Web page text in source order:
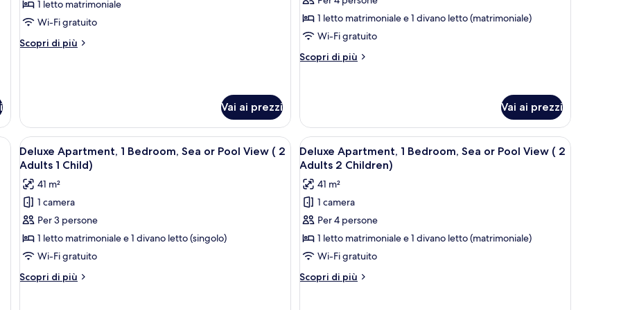
Pax)
1
da
1 letto matrimoniale
Wi-Fi gratuito
Scopri di più
Altri
da
letto
(2
Pax)
Vai ai prezzi
1
camera
da
letto
Children)
1 letto matrimoniale e 1 divano letto (matrimoniale)
Wi-Fi gratuito
Scopri di più
Altri
camera
da
letto
(2
Adults
2
Children)
Vai ai prezzi
una lampada rossa, un armadio e una finestra vista edifici.
Apri
tutte
le
foto
per
Deluxe
Apartment,
1
Bedroom,
Sea
Una camera d'hotel con un letto, due comodini, una parete con motivo geometrico, una lampada rossa, un
8
Deluxe Apartment, 1 Bedroom, Sea or Pool View ( 2
Adults 1 Child)
41 m²
1 camera
Per 3 persone
1 letto matrimoniale e 1 divano letto (singolo)
Wi-Fi gratuito
Scopri di più
Altri
Apri
tutte
le
foto
per
Deluxe
Apartment,
1
Bedroom,
Sea
Una camera d'hotel con un letto, due
9
Deluxe Apartment, 1 Bedroom, Sea or Pool View ( 2
Adults 2 Children)
41 m²
1 camera
Per 4 persone
1 letto matrimoniale e 1 divano letto (matrimoniale)
Wi-Fi gratuito
Scopri di più
Altri